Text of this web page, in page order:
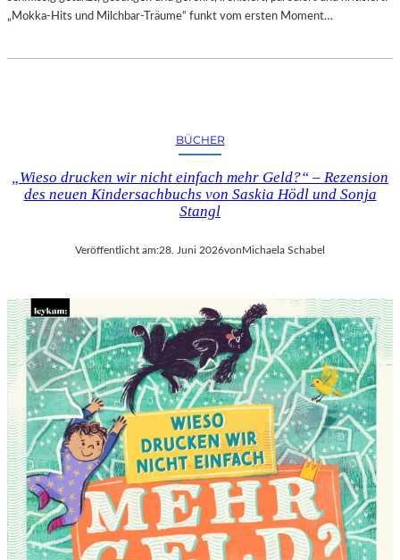
„Mokka-Hits und Milchbar-Träume“ funkt vom ersten Moment…
BÜCHER
„Wieso drucken wir nicht einfach mehr Geld?“ – Rezension
des neuen Kindersachbuchs von Saskia Hödl und Sonja
Stangl
Veröffentlicht am:28. Juni 2026vonMichaela Schabel